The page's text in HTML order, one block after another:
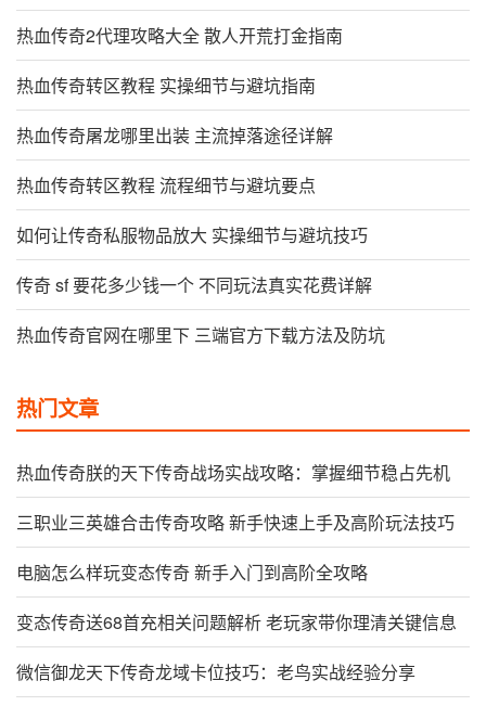
热血传奇2代理攻略大全 散人开荒打金指南
热血传奇转区教程 实操细节与避坑指南
热血传奇屠龙哪里出装 主流掉落途径详解
热血传奇转区教程 流程细节与避坑要点
如何让传奇私服物品放大 实操细节与避坑技巧
传奇 sf 要花多少钱一个 不同玩法真实花费详解
热血传奇官网在哪里下 三端官方下载方法及防坑
热门文章
热血传奇朕的天下传奇战场实战攻略：掌握细节稳占先机
三职业三英雄合击传奇攻略 新手快速上手及高阶玩法技巧
电脑怎么样玩变态传奇 新手入门到高阶全攻略
变态传奇送68首充相关问题解析 老玩家带你理清关键信息
微信御龙天下传奇龙域卡位技巧：老鸟实战经验分享